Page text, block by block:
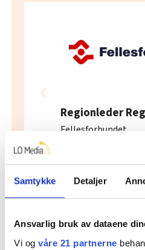
Samtykke Detaljer
Ansvarlig bruk av dataene
Vi og våre 21 partnerne
Regionleder
Fellesforbundet